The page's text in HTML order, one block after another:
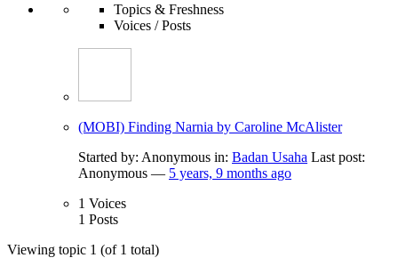
Topics & Freshness
Voices / Posts
(MOBI) Finding Narnia by Caroline McAlister
Started by: Anonymous in: Badan Usaha Last post:
Anonymous — 5 years, 9 months ago
1 Voices
1 Posts
Viewing topic 1 (of 1 total)